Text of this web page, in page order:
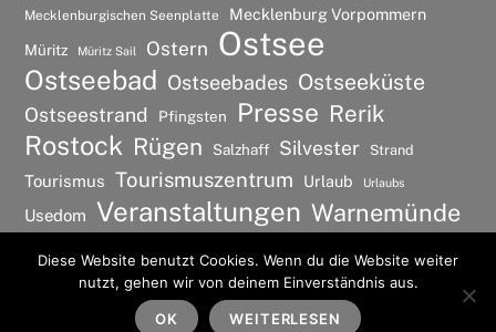
Back
Mecklenburgischen Seenplatte Mecklenburg Vorpommern
Müritz Müritz Sail Ostern Ostsee
Ostseebad Ostseebades Ostseeküste
Ostseestrand Pfingsten Presse Rerik
Rostock Rügen Salzhaff Silvester Strand
Tourismus Tourismuszentrum Urlaub Urlaubs
Usedom Veranstaltungen Warnemünde
Ostsee Urlaubs Ferienwohnung
WordPress• Themify WordPress Themes
Diese Website benutzt Cookies. Wenn du die Website weiter
nutzt, gehen wir von deinem Einverständnis aus.
OK WEITERLESEN